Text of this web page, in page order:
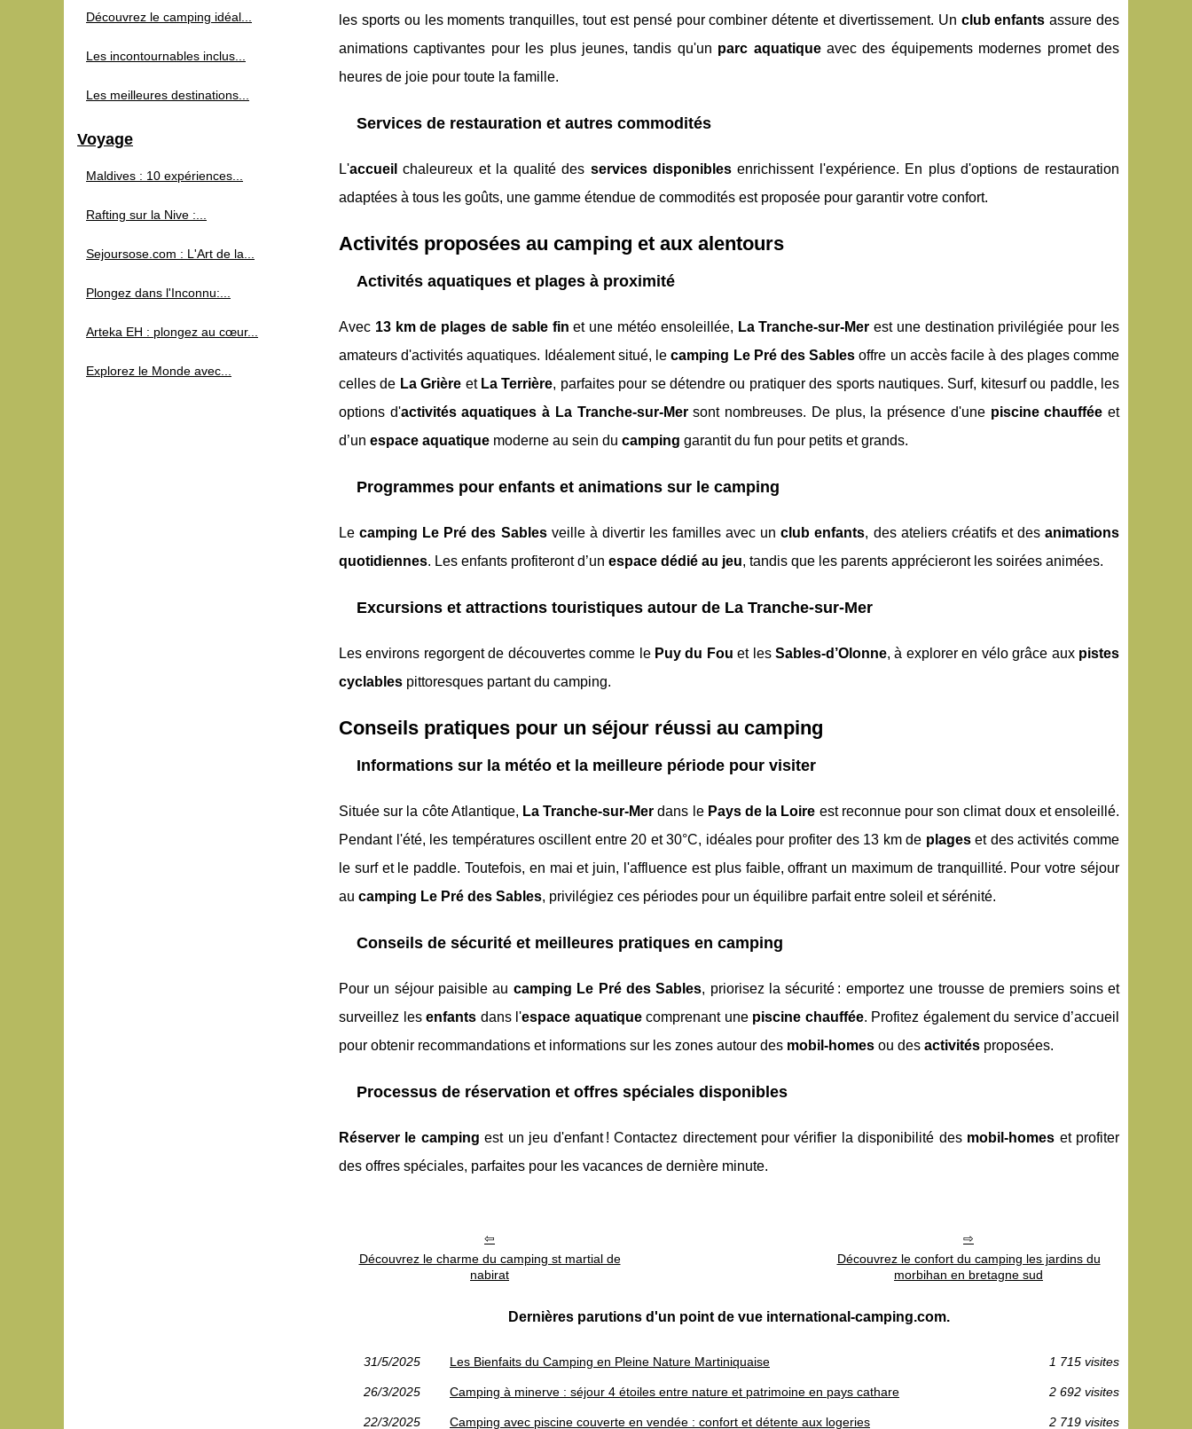
les sports ou les moments tranquilles, tout est pensé pour combiner détente et divertissement. Un club enfants assure des
animations captivantes pour les plus jeunes, tandis qu'un parc aquatiqueavec des équipements modernes promet des
heures de joie pour toute la famille.
Services de restauration et autres commodités
L'accueil chaleureux et la qualité des services disponibles enrichissent l'expérience. En plus d'options de restauration
adaptées à tous les goûts, une gamme étendue de commodités est proposée pour garantir votre confort.
Activités proposées au camping et aux alentours
Activités aquatiques et plages à proximité
Avec 13 km de plages de sable fin et une météo ensoleillée, La Tranche-sur-Mer est une destination privilégiée pour les
amateurs d'activités aquatiques. Idéalement situé, lecamping Le Pré des Sables offre un accès facile à des plages comme
celles de La Grière et La Terrière, parfaites pour se détendre ou pratiquer des sports nautiques. Surf, kitesurf ou paddle, les
options d'activités aquatiques à La Tranche-sur-Mersont nombreuses. De plus, la présence d'une piscine chauffée et
d’un espace aquatique moderne au sein du camping garantit du fun pour petits et grands.
Programmes pour enfants et animations sur le camping
Lecamping Le Pré des Sablesveille à divertir les familles avec unclub enfants, des ateliers créatifs et desanimations
quotidiennes. Les enfants profiteront d’un espace dédié au jeu, tandis que les parents apprécieront les soirées animées.
Excursions et attractions touristiques autour de La Tranche-sur-Mer
Les environs regorgent de découvertes comme le Puy du Fou et lesSables-d’Olonne, à explorer en vélo grâce aux pistes
cyclables pittoresques partant du camping.
Conseils pratiques pour un séjour réussi au camping
Informations sur la météo et la meilleure période pour visiter
Située sur la côte Atlantique, La Tranche-sur-Mer dans le Pays de la Loire est reconnue pour son climat doux et ensoleillé.
Pendant l'été, les températures oscillent entre 20 et 30°C, idéales pour profiter des 13 km de plageset des activités comme
le surf et le paddle. Toutefois, en mai et juin, l'affluence est plus faible, offrant un maximum de tranquillité. Pour votre séjour
au camping Le Pré des Sables, privilégiez ces périodes pour un équilibre parfait entre soleil et sérénité.
Conseils de sécurité et meilleures pratiques en camping
Pour un séjour paisible au camping Le Pré des Sables, priorisez la sécurité : emportez une trousse de premiers soins et
surveillez les enfants dans l'espace aquatiquecomprenant une piscine chauffée. Profitez également du service d’accueil
pour obtenir recommandations et informations sur les zones autour des mobil-homes ou des activités proposées.
Processus de réservation et offres spéciales disponibles
Réserver le camping est un jeu d'enfant ! Contactez directement pour vérifier la disponibilité des mobil-homes et profiter
des offres spéciales, parfaites pour les vacances de dernière minute.
Découvrez le charme du camping st martial de
nabirat
Découvrez le confort du camping les jardins du
morbihan en bretagne sud
Dernières parutions d'un point de vue international-camping.com.
31/5/2025 Les Bienfaits du Camping en Pleine Nature Martiniquaise 1 715 visites
26/3/2025 Camping à minerve : séjour 4 étoiles entre nature et patrimoine en pays cathare 2 692 visites
22/3/2025 Camping avec piscine couverte en vendée : confort et détente aux logeries 2 719 visites
Découvrez le camping idéal...
Les incontournables inclus...
Les meilleures destinations...
Voyage
Maldives : 10 expériences...
Rafting sur la Nive :...
Sejoursose.com : L'Art de la...
Plongez dans l'Inconnu:...
Arteka EH : plongez au cœur...
Explorez le Monde avec...